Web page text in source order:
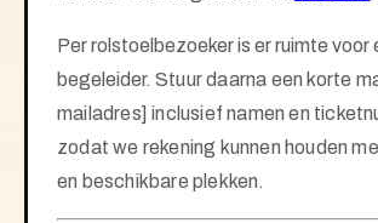
Per rolstoelbezoeker is er ruimte voor
begeleider. Stuur daarna een korte
mailadres] inclusief namen en
zodat we rekening kunnen houden
en beschikbare plekken.